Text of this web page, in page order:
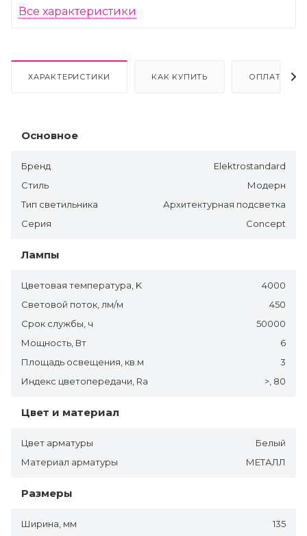
Все характеристики
ХАРАКТЕРИСТИКИ КАК КУПИТЬ ОПЛАТА
Основное
Бренд
Elektrostandard
Стиль
Модерн
Тип светильника
Архитектурная подсветка
Серия
Concept
Лампы
Цветовая температура, K
4000
Световой поток, лм/м
450
Срок службы, ч
50000
Мощность, Вт
6
Площадь освещения, кв.м
3
Индекс цветопередачи, Ra
>, 80
Цвет и материал
Цвет арматуры
Белый
Материал арматуры
МЕТАЛЛ
Размеры
Ширина, мм
135